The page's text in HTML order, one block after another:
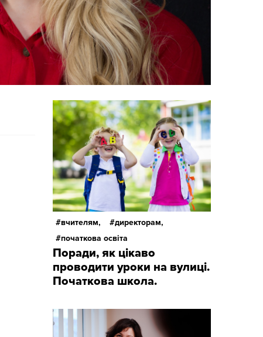
вчителям,
директорам,
початкова освіта
Поради, як цікаво
проводити уроки на вулиці.
Початкова школа.